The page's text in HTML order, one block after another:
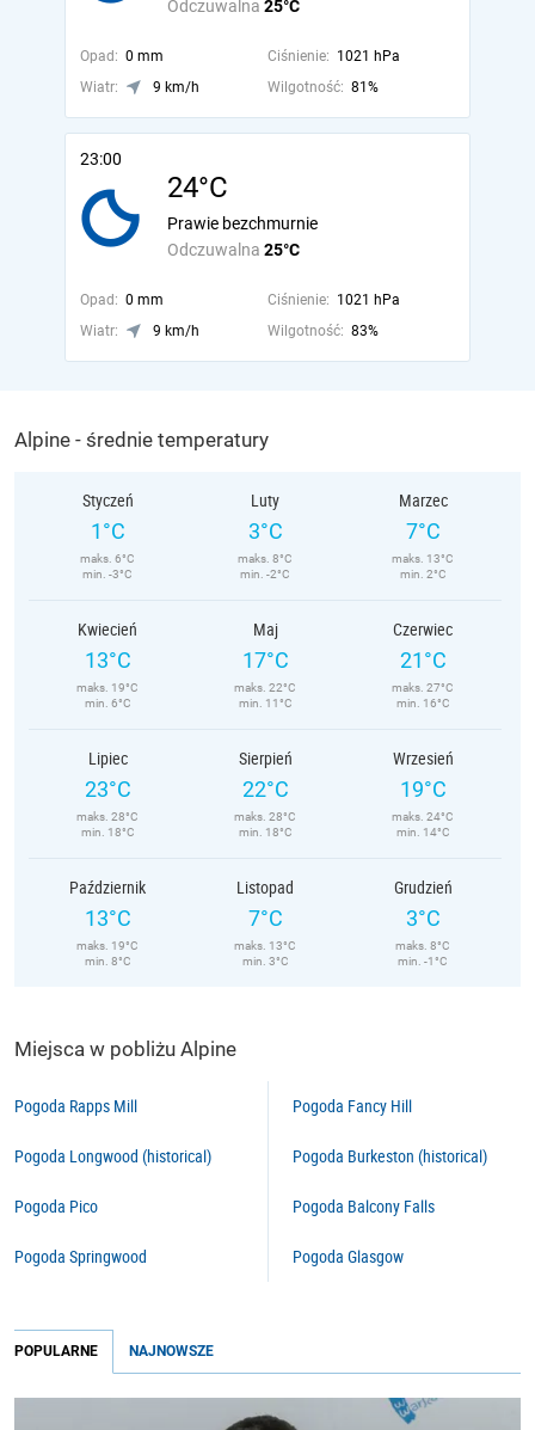
Odczuwalna 25°C
Opad: 0 mm Ciśnienie: 1021 hPa
Wiatr:
9 km/h Wilgotność: 81%
23:00
24°C
Odczuwalna 25°C
Prawie bezchmurnie
Opad: 0 mm Ciśnienie: 1021 hPa
Wiatr:
9 km/h Wilgotność: 83%
Alpine - średnie temperatury
Styczeń
1°C
maks. 6°C
min. -3°C
Luty
3°C
maks. 8°C
min. -2°C
Marzec
7°C
maks. 13°C
min. 2°C
Kwiecień
13°C
maks. 19°C
min. 6°C
Maj
17°C
maks. 22°C
min. 11°C
Czerwiec
21°C
maks. 27°C
min. 16°C
Lipiec
23°C
maks. 28°C
min. 18°C
Sierpień
22°C
maks. 28°C
min. 18°C
Wrzesień
19°C
maks. 24°C
min. 14°C
Październik
13°C
maks. 19°C
min. 8°C
Listopad
7°C
maks. 13°C
min. 3°C
Grudzień
3°C
maks. 8°C
min. -1°C
Miejsca w pobliżu Alpine
Pogoda Rapps Mill
Pogoda Longwood (historical)
Pogoda Pico
Pogoda Springwood
Pogoda Fancy Hill
Pogoda Burkeston (historical)
Pogoda Balcony Falls
Pogoda Glasgow
POPULARNE NAJNOWSZE